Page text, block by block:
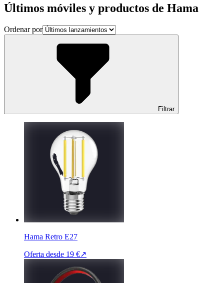
Últimos móviles y productos de Hama
Ordenar por
Filtrar
Hama Retro E27
Oferta desde 19 €↗